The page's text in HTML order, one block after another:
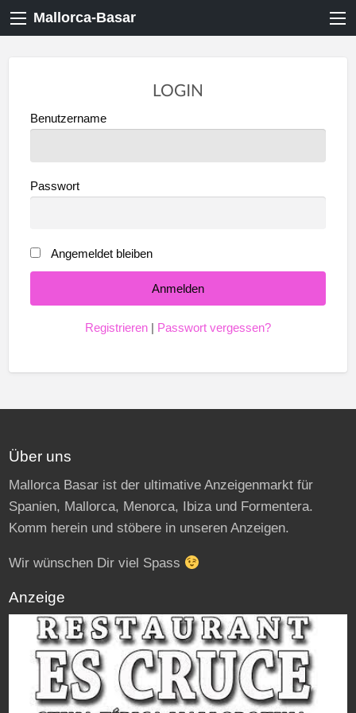
Mallorca-Basar
LOGIN
Benutzername
Passwort
Angemeldet bleiben
Registrieren Passwort vergessen?
Über uns
Mallorca Basar ist der ultimative Anzeigenmarkt für
Spanien, Mallorca, Menorca, Ibiza und Formentera.
Komm herein und stöbere in unseren Anzeigen.
Wir wünschen Dir viel Spass
Anzeige